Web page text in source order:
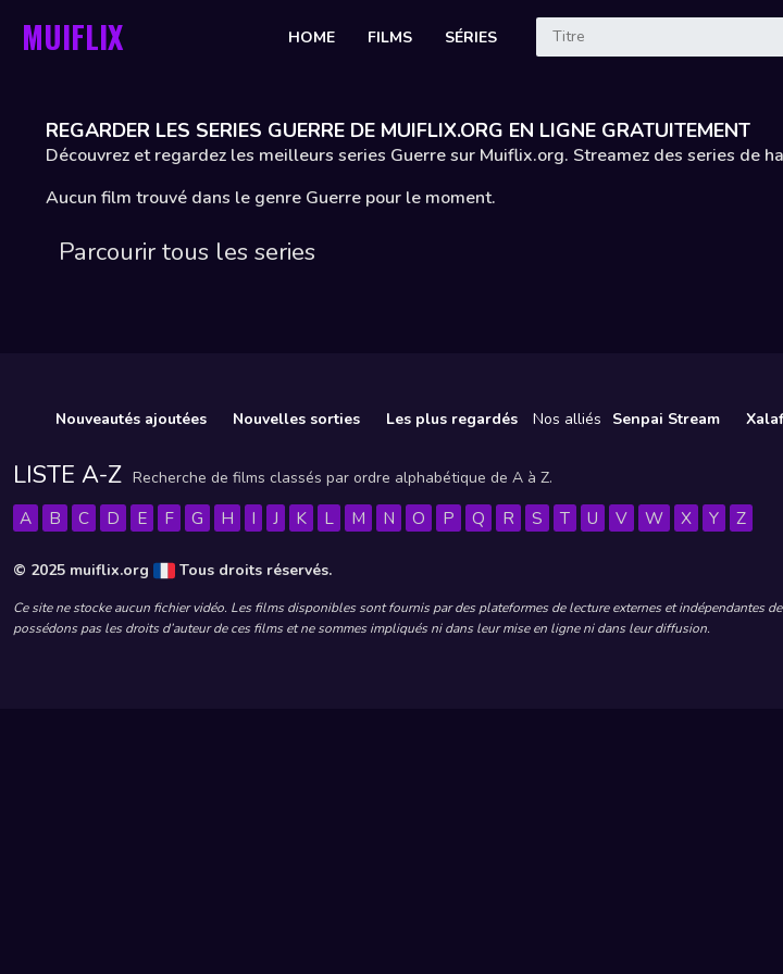
MUIFLIX HOME FILMS SÉRIES
REGARDER LES SERIES GUERRE DE MUIFLIX.ORG EN LIGNE GRATUITEMENT
Découvrez et regardez les meilleurs series Guerre sur Muiflix.org. Streamez des series de
Aucun film trouvé dans le genre Guerre pour le moment.
Parcourir tous les series
Nouveautés ajoutées Nouvelles sorties Les plus regardés Nos alliés Senpai Stream
LISTE A-Z Recherche de films classés par ordre alphabétique de A à Z.
A B C D E F G H I J K L M N O P Q R S T U V W X Y Z
© 2025 muiflix.org Tous droits réservés.
Ce site ne stocke aucun fichier vidéo. Les films disponibles sont fournis par des plateformes de lecture externes et indépendantes
possédons pas les droits d’auteur de ces films et ne sommes impliqués ni dans leur mise en ligne ni dans leur diffusion.